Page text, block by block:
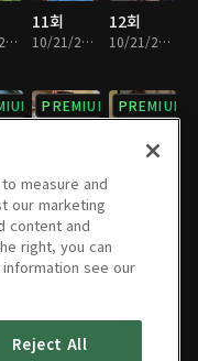
10/21/2022 • 23분
11회
10/21/2022 • 25분
12회
10/21/2022 • 24분
PREMIUM PREMIUM
PREMIUM
23회 24회
measure and
our marketing
content and
right, you can
see our
Reject All